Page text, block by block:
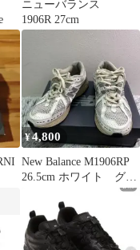
ニューバランス
1906R 27cm
¥4,800
New Balance M1906RP
26.5cm ホワイト グレ